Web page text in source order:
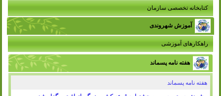
کتابخانه تخصصی سازمان
آموزش شهروندی
راهکارهای آموزشی
هفته نامه پسماند
هفته نامه پسماند